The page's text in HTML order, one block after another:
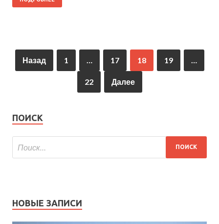
Назад 1 17 18 19
22 Далее
ПОИСК
НОВЫЕ ЗАПИСИ